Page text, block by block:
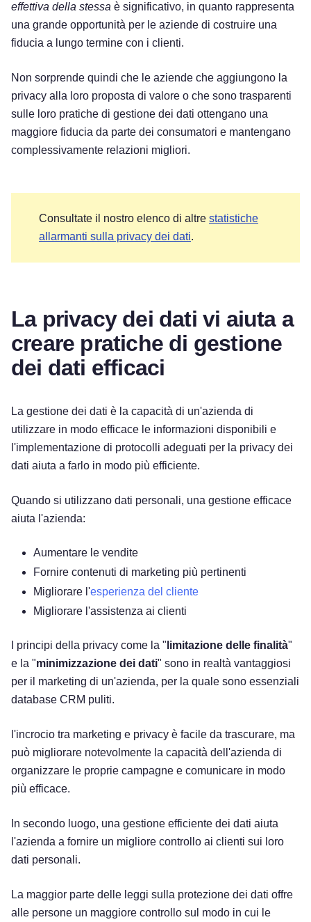
effettiva della stessa è significativo, in quanto rappresenta
una grande opportunità per le aziende di costruire una
fiducia a lungo termine con i clienti.
Non sorprende quindi che le aziende che aggiungono la
privacy alla loro proposta di valore o che sono trasparenti
sulle loro pratiche di gestione dei dati ottengano una
maggiore fiducia da parte dei consumatori e mantengano
complessivamente relazioni migliori.
Consultate il nostro elenco di altre statistiche
allarmanti sulla privacy dei dati.
La privacy dei dati vi aiuta a
creare pratiche di gestione
dei dati efficaci
La gestione dei dati è la capacità di un'azienda di
utilizzare in modo efficace le informazioni disponibili e
l'implementazione di protocolli adeguati per la privacy dei
dati aiuta a farlo in modo più efficiente.
Quando si utilizzano dati personali, una gestione efficace
aiuta l'azienda:
Aumentare le vendite
Fornire contenuti di marketing più pertinenti
Migliorare l'esperienza del cliente
Migliorare l'assistenza ai clienti
I principi della privacy come la " limitazione delle finalità"
e la "minimizzazione dei dati" sono in realtà vantaggiosi
per il marketing di un'azienda, per la quale sono essenziali
database CRM puliti.
l'incrocio tra marketing e privacy è facile da trascurare, ma
può migliorare notevolmente la capacità dell'azienda di
organizzare le proprie campagne e comunicare in modo
più efficace.
In secondo luogo, una gestione efficiente dei dati aiuta
l'azienda a fornire un migliore controllo ai clienti sui loro
dati personali.
La maggior parte delle leggi sulla protezione dei dati offre
alle persone un maggiore controllo sul modo in cui le